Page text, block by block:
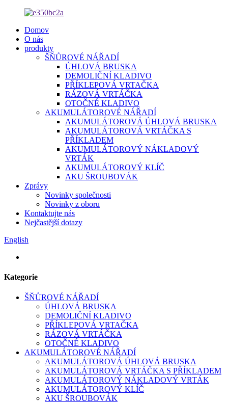
Domov
O nás
produkty
ŠŇŮROVÉ NÁŘADÍ
ÚHLOVÁ BRUSKA
DEMOLIČNÍ KLADIVO
PŘÍKLEPOVÁ VRTAČKA
RÁZOVÁ VRTÁČKA
OTOČNÉ KLADIVO
AKUMULÁTOROVÉ NÁŘADÍ
AKUMULÁTOROVÁ ÚHLOVÁ BRUSKA
AKUMULÁTOROVÁ VRTÁČKA S
PŘÍKLADEM
AKUMULÁTOROVÝ NÁKLADOVÝ
VRTÁK
AKUMULÁTOROVÝ KLÍČ
AKU ŠROUBOVÁK
Zprávy
Novinky společnosti
Novinky z oboru
Kontaktujte nás
Nejčastější dotazy
English
Kategorie
ŠŇŮROVÉ NÁŘADÍ
ÚHLOVÁ BRUSKA
DEMOLIČNÍ KLADIVO
PŘÍKLEPOVÁ VRTAČKA
RÁZOVÁ VRTÁČKA
OTOČNÉ KLADIVO
AKUMULÁTOROVÉ NÁŘADÍ
AKUMULÁTOROVÁ ÚHLOVÁ BRUSKA
AKUMULÁTOROVÁ VRTÁČKA S PŘÍKLADEM
AKUMULÁTOROVÝ NÁKLADOVÝ VRTÁK
AKUMULÁTOROVÝ KLÍČ
AKU ŠROUBOVÁK